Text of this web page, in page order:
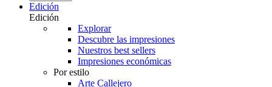
Edición
Edición
Explorar
Descubre las impresiones
Nuestros best sellers
Impresiones económicas
Por estilo
Arte Callejero